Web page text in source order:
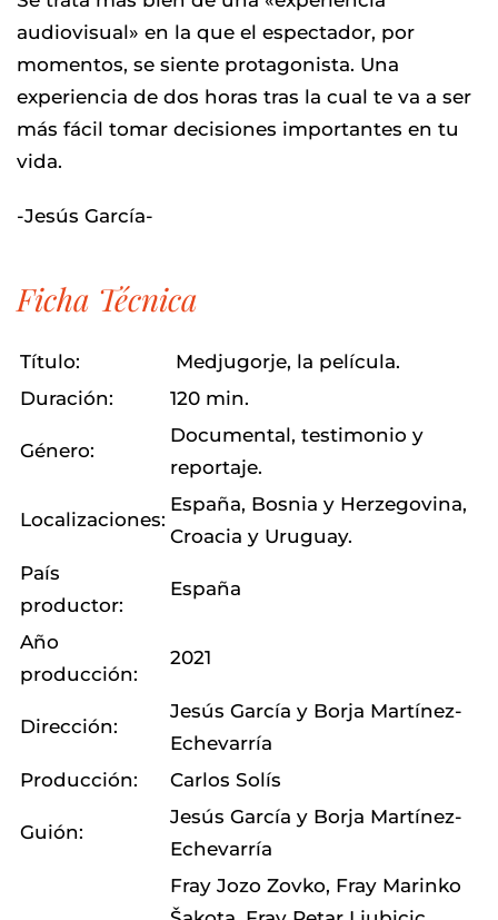
audiovisual» en la que el espectador, por
momentos, se siente protagonista. Una
experiencia de dos horas tras la cual te va a ser
más fácil tomar decisiones importantes en tu
vida.
-Jesús García-
Ficha Técnica
Título:
Medjugorje, la película.
Duración:
120 min.
Género:
Documental, testimonio y
reportaje.
Localizaciones:
España, Bosnia y Herzegovina,
Croacia y Uruguay.
País
productor:
España
Año
producción:
2021
Dirección:
Jesús García y Borja Martínez-
Echevarría
Producción:
Carlos Solís
Guión:
Jesús García y Borja Martínez-
Echevarría
Fray Jozo Zovko, Fray Marinko